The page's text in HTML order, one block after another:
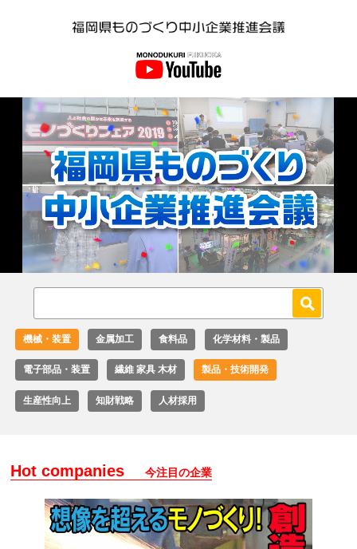
Unmute Loaded
9.01%
機械・装置 金属加工 食料品 化学材料・製品
電子部品・装置 繊維 家具 木材 製品・技術開発
生産性向上 知財戦略 人材採用
Hot companies 今注目の企業